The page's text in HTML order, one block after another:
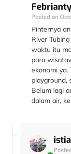
Posted on
Pinternya
River
waktu itu
para
ekonomi ya.
playground,
Belum lagi
dalam air,